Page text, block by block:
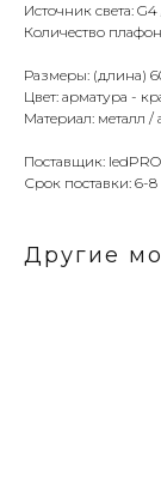
Источник света:
Количество
Размеры: (длина)
Цвет: арматура -
Материал: металл /
Поставщик:
Срок поставки: 6-8
Другие